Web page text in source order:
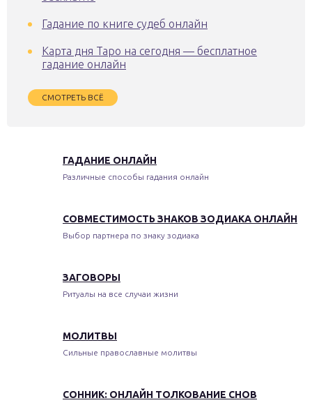
Гадание по книге судеб онлайн
Карта дня Таро на сегодня — бесплатное
гадание онлайн
СМОТРЕТЬ ВСЁ
ГАДАНИЕ ОНЛАЙН
Различные способы гадания онлайн
СОВМЕСТИМОСТЬ ЗНАКОВ ЗОДИАКА ОНЛАЙН
Выбор партнера по знаку зодиака
ЗАГОВОРЫ
Ритуалы на все случаи жизни
МОЛИТВЫ
Сильные православные молитвы
СОННИК: ОНЛАЙН ТОЛКОВАНИЕ СНОВ